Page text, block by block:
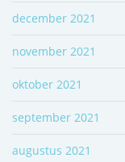
december 2021
november 2021
oktober 2021
september 2021
augustus 2021